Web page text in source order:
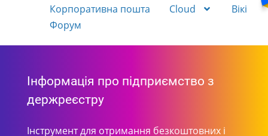
Корпоративна пошта
Cloud
Вікі
Форум
Інформація про підприємство з
держреєстру
Інструмент для отримання безкоштовних і